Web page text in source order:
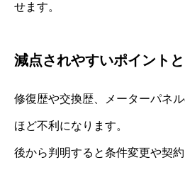
せます。
減点されやすいポイント
修復歴や交換歴、メーターパネ
ほど不利になります。
後から判明すると条件変更や契